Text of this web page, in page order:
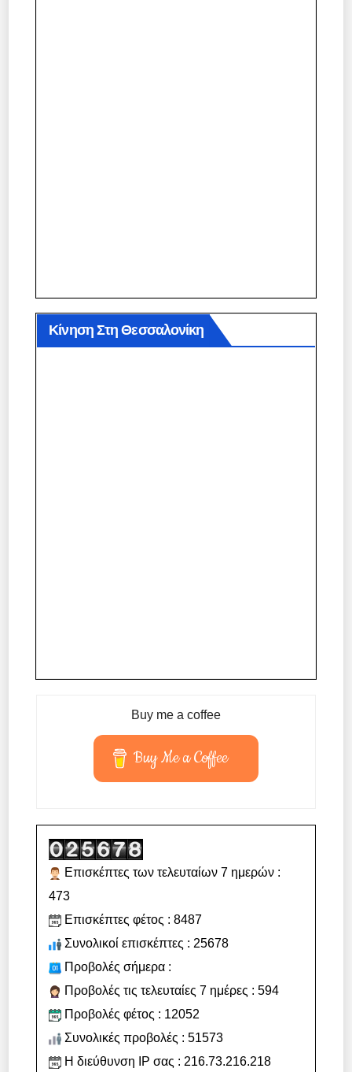
Κίνηση Στη Θεσσαλονίκη
Buy me a coffee
Buy Me a Coffee
Επισκέπτες των τελευταίων 7 ημερών :
473
Επισκέπτες φέτος : 8487
Συνολικοί επισκέπτες : 25678
Προβολές σήμερα :
Προβολές τις τελευταίες 7 ημέρες : 594
Προβολές φέτος : 12052
Συνολικές προβολές : 51573
Η διεύθυνση IP σας : 216.73.216.218